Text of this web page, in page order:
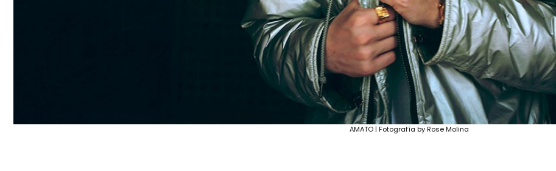
AMATO | Fotografía by Rose Molina